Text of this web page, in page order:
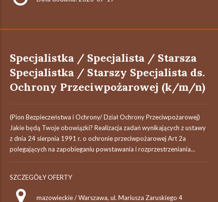
Specjalistka / Specjalista / Starsza
Specjalistka / Starszy Specjalista ds.
Ochrony Przeciwpożarowej (k/m/n)
(Pion Bezpieczeństwa i Ochrony/ Dział Ochrony Przeciwpożarowej)
Jakie będą Twoje obowiązki? Realizacja zadań wynikających z ustawy
z dnia 24 sierpnia 1991 r. o ochronie przeciwpożarowej Art 2a
polegających na zapobieganiu powstawania i rozprzestrzeniania...
SZCZEGÓŁY OFERTY
mazowieckie / Warszawa, ul. Mariusza Zaruskiego 4